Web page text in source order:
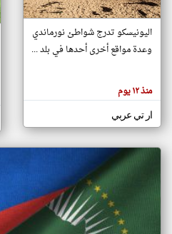
أهم
هنا عن
وجهة
كاتبيها.
اليونيسكو تدرج شواطئ نورماندي
وعدة مواقع أخرى أحدها في بلد ...
منذ ١٢ يوم
ار تي عربي